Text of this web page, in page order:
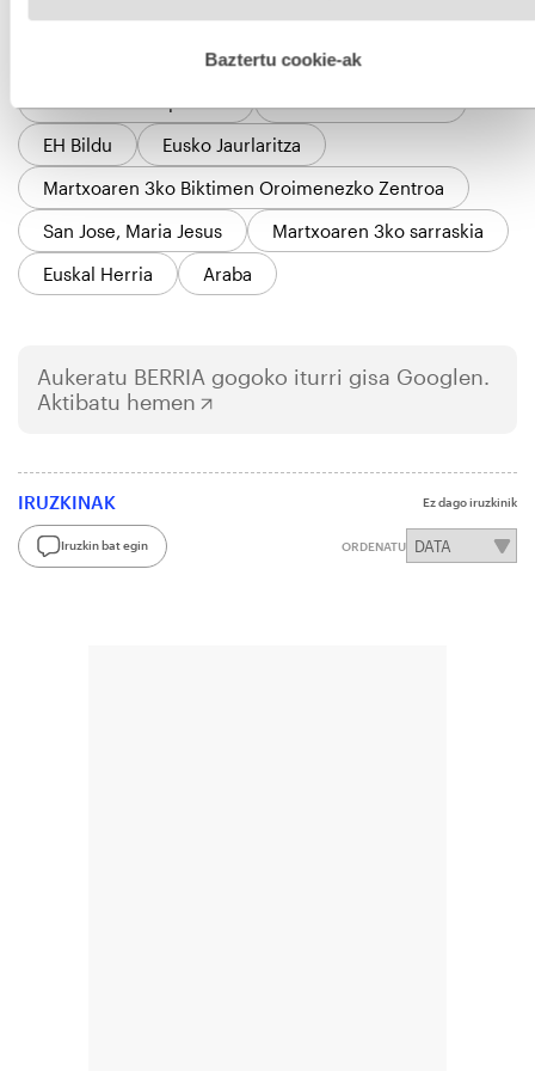
esplizitua ematen diguzu.Gehiago irakurri
Baztertu cookie-ak
EH Bildu
Eusko Jaurlaritza
Martxoaren 3ko Biktimen Oroimenezko Zentroa
San Jose, Maria Jesus
Martxoaren 3ko sarraskia
Euskal Herria
Araba
Aukeratu BERRIA gogoko iturri gisa Googlen.
Aktibatu hemen
IRUZKINAK Ez dago iruzkinik
Iruzkin bat egin ORDENATU